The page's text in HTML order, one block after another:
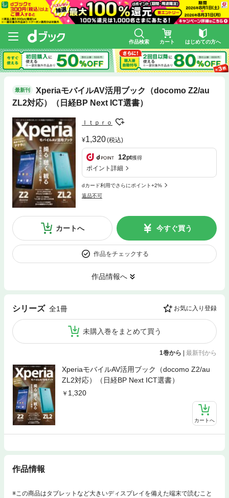
作品検索 カート はじめての方へ
最新刊
XperiaモバイルAV活用ブック（docomo Z2/au
ZL2対応）（日経BP Next ICT選書）
Ｉｔｐｒｏ
1,320(税込)
12pt獲得
ポイント詳細
dカード利用でさらにポイント+2%
返品不可
カートへ 今すぐ買う
作品をチェックする
作品情報へ
シリーズ 全1冊 お気に入り登録
未購入巻をまとめて買う
1巻から 最新刊から
XperiaモバイルAV活用ブック（docomo Z2/au
ZL2対応）（日経BP Next ICT選書）
1,320
カートへ
作品情報
※この商品はタブレットなど大きいディスプレイを備えた端末で読むこと